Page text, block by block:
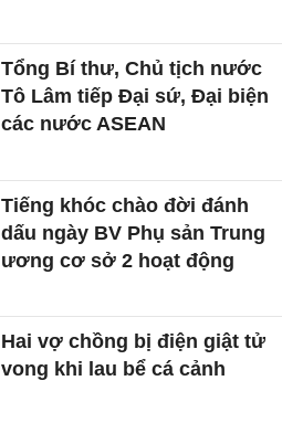
Tổng Bí thư, Chủ tịch nước
Tô Lâm tiếp Đại sứ, Đại biện
các nước ASEAN
Tiếng khóc chào đời đánh
dấu ngày BV Phụ sản Trung
ương cơ sở 2 hoạt động
Hai vợ chồng bị điện giật tử
vong khi lau bể cá cảnh